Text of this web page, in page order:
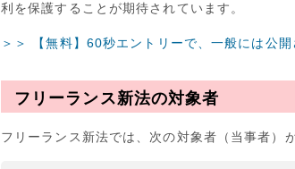
利を保護することが期待されています。
＞＞ 【無料】60秒エントリーで、一般には公
フリーランス新法の対象者
フリーランス新法では、次の対象者（当事者）